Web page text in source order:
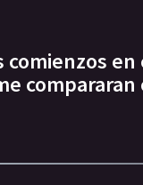
comienzos
compararan